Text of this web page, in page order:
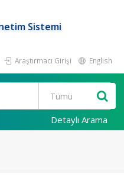
Sistemi
Araştırmacı Girişi English
Detaylı Arama